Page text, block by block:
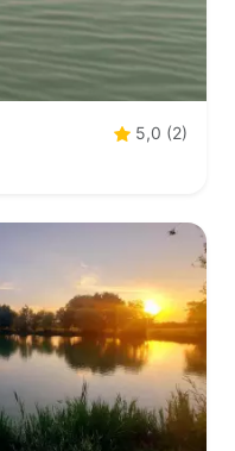
5,0 (2)